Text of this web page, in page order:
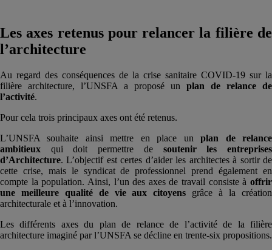
Les axes retenus pour relancer la filière de
l’architecture
Au regard des conséquences de la crise sanitaire COVID-19 sur la
filière architecture, l’UNSFA a proposé un plan de relance de
l’activité.
Pour cela trois principaux axes ont été retenus.
L’UNSFA souhaite ainsi mettre en place unplan de relance
ambitieux qui doit permettre de soutenir les entreprises
d’Architecture. L’objectif est certes d’aider les architectes à sortir de
cette crise, mais le syndicat de professionnel prend également en
compte la population. Ainsi, l’un des axes de travail consiste à offrir
une meilleure qualité de vie aux citoyens grâce à la création
architecturale et à l’innovation.
Les différents axes du plan de relance de l’activité de la filière
architecture imaginé par l’UNSFA se décline en trente-six propositions.